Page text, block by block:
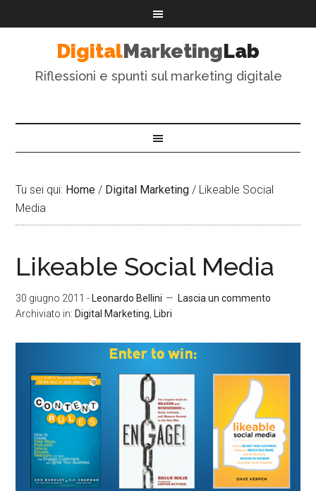
DigitalMarketingLab
Riflessioni e spunti sul marketing digitale
Tu sei qui: Home / Digital Marketing / Likeable Social
Media
Likeable Social Media
30 giugno 2011 - Leonardo Bellini
Lascia un commento
Archiviato in: Digital Marketing Libri